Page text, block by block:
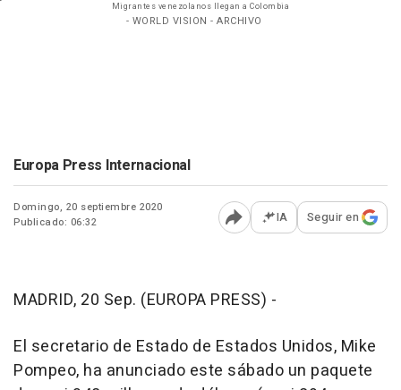
Migrantes venezolanos llegan a Colombia
- WORLD VISION - ARCHIVO
Europa Press Internacional
Domingo, 20 septiembre 2020
Publicado: 06:32
Abrir opciones para
IA Seguir en
MADRID, 20 Sep. (EUROPA PRESS) -
El secretario de Estado de Estados Unidos, Mike
Pompeo, ha anunciado este sábado un paquete